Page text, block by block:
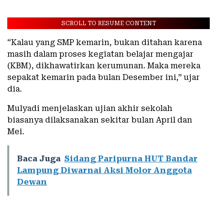
SCROLL TO RESUME CONTENT
“Kalau yang SMP kemarin, bukan ditahan karena
masih dalam proses kegiatan belajar mengajar
(KBM), dikhawatirkan kerumunan. Maka mereka
sepakat kemarin pada bulan Desember ini,” ujar
dia.
Mulyadi menjelaskan ujian akhir sekolah
biasanya dilaksanakan sekitar bulan April dan
Mei.
Baca Juga Sidang Paripurna HUT Bandar
Lampung Diwarnai Aksi Molor Anggota
Dewan